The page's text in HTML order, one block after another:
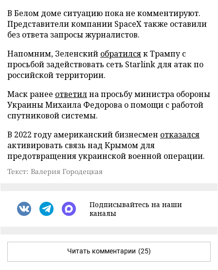
В Белом доме ситуацию пока не комментируют.
Представители компании SpaceX также оставили
без ответа запросы журналистов.
Напомним, Зеленский обратилсяк Трампу с
просьбой задействовать сеть Starlink для атак по
российской территории.
Маск ранее ответилна просьбу министра обороны
Украины Михаила Федорова о помощи с работой
спутниковой системы.
В 2022 году американский бизнесмен отказался
активировать связь над Крымом для
предотвращения украинской военной операции.
Текст: Валерия Городецкая
Подписывайтесь на наши
каналы
Читать комментарии (25)